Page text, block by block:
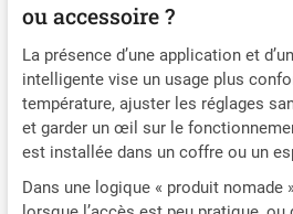
ou accessoire ?
La présence d’une application et
intelligente vise un usage plus
température, ajuster les réglages
et garder un œil sur le
est installée dans un coffre ou un
Dans une logique « produit nomade